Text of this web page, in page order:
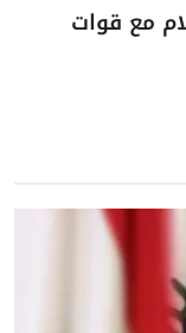
مع قوات